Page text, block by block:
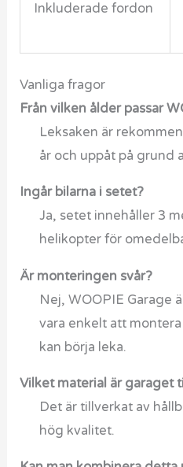
Inkluderade fordon
Vanliga fragor
Från vilken ålder passar
Leksaken är
år och uppåt på grund
Ingår bilarna i setet?
Ja, setet innehåller 3
helikopter för
Är monteringen svår?
Nej, WOOPIE Garage
vara enkelt att
kan börja leka.
Vilket material är garaget
Det är tillverkat av
hög kvalitet.